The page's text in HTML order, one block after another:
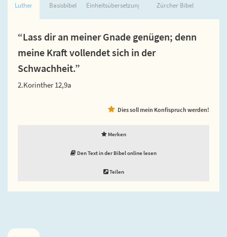
Luther Basisbibel Einheitsübersetzung Zürcher Bibel
“Lass dir an meiner Gnade genügen; denn
meine Kraft vollendet sich in der
Schwachheit.”
2.Korinther 12,9a
Dies soll mein Konfispruch werden!
Merken
Den Text in der Bibel online lesen
Teilen